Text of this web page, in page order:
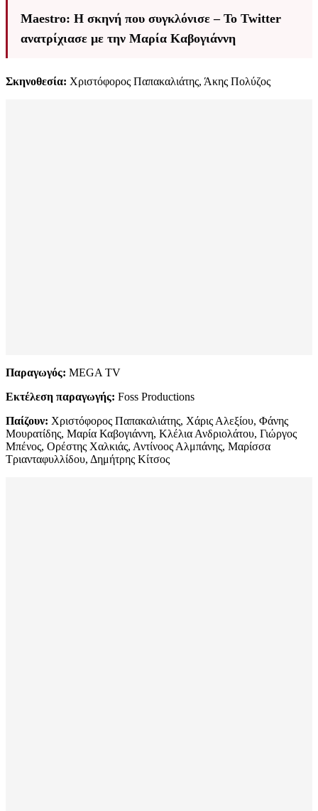
Maestro: Η σκηνή που συγκλόνισε – Το Twitter
ανατρίχιασε με την Μαρία Καβογιάννη
Σκηνοθεσία: Χριστόφορος Παπακαλιάτης, Άκης Πολύζος
Παραγωγός: MEGA TV
Εκτέλεση παραγωγής: Foss Productions
Παίζουν: Χριστόφορος Παπακαλιάτης, Χάρις Αλεξίου, Φάνης
Μουρατίδης, Μαρία Καβογιάννη, Κλέλια Ανδριολάτου, Γιώργος
Μπένος, Ορέστης Χαλκιάς, Αντίνοος Αλμπάνης, Μαρίσσα
Τριανταφυλλίδου, Δημήτρης Κίτσος